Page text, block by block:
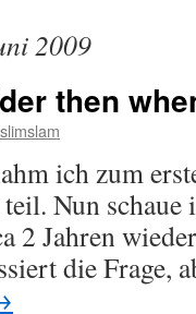
2009
then
slimslam
ich zum
Nun
2 Jahren
die Frage,